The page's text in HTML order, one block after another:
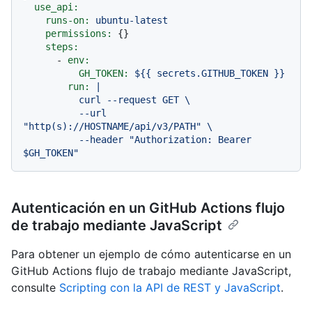
use_api:
runs-on:
ubuntu-latest
permissions:
{}
steps:
-
env:
GH_TOKEN:
${{ secrets.GITHUB_TOKEN }}
run:
"http(s)://HOSTNAME/api/v3/PATH" \
Autenticación en un GitHub Actions flujo
de trabajo mediante JavaScript
Para obtener un ejemplo de cómo autenticarse en un
GitHub Actions flujo de trabajo mediante JavaScript,
consulte Scripting con la API de REST y JavaScript.